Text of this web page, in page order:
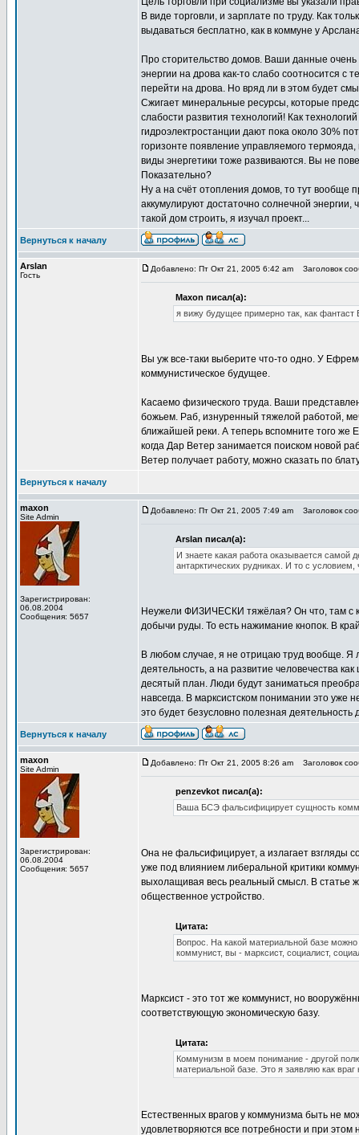
В виде торговли, и зарплате по труду. Как
выдаваться бесплатно, как в коммуне у
Про сторительство домов. Ваши данные
энергии на дрова как-то слабо соотносится
перейти на дрова. Но вряд ли в этом будет
Сжигает минеральные ресурсы, которые
слабости развития технологий! Как
гидроэлектростанции дают пока около 30%
горизонте появление управляемого
виды энергетики тоже развиваются. Вы не
Показательно?
Ну а на счёт отопления домов, то тут вообще
аккумулируют достаточно солнечной
такой дом строить, я изучал проект...
Вернуться к началу
Arslan
Гость
Добавлено: Пт Окт 21, 2005 6:42 am Заголовок
Maxon писал(а):
я вижу будущее примерно так, как
Вы уж все-таки выберите что-то одно. У
коммунистическое будущее.
Касаемо физического труда. Ваши
божьем. Раб, изнуренный тяжелой работой,
ближайшей реки. А теперь вспомните того же
когда Дар Ветер занимается поиском новой
Ветер получает работу, можно сказать по
Вернуться к началу
maxon
Site Admin
Зарегистрирован:
06.08.2004
Сообщения: 5657
Добавлено: Пт Окт 21, 2005 7:49 am Заголовок
Arslan писал(а):
И знаете какая работа оказывается самой
антарктических рудниках. И то с
Неужели ФИЗИЧЕСКИ тяжёлая? Он что, там с
добычи руды. То есть нажимание кнопок. В
В любом случае, я не отрицаю труд вообще. Я
деятельность, а на развитие человечества
десятый план. Люди будут заниматься
навсегда. В марксистском понимании это уже
это будет безусловно полезная
Вернуться к началу
maxon
Site Admin
Зарегистрирован:
06.08.2004
Сообщения: 5657
Добавлено: Пт Окт 21, 2005 8:26 am Заголовок
penzevkot писал(а):
Ваша БСЭ фальсифицирует сущность
Она не фальсифицирует, а излагает взгляды
уже под влиянием либеральной критики
выхолащивая весь реальный смысл. В статье
общественное устройство.
Цитата:
Вопрос. На какой материальной базе
коммунист, вы - марксист, социалист,
Марксист - это тот же коммунист, но
соответствующую экономическую базу.
Цитата:
Коммунизм в моем понимание - другой
материальной базе. Это я заявляю как
Естественных врагов у коммунизма быть не
удовлетворяются все потребности и при